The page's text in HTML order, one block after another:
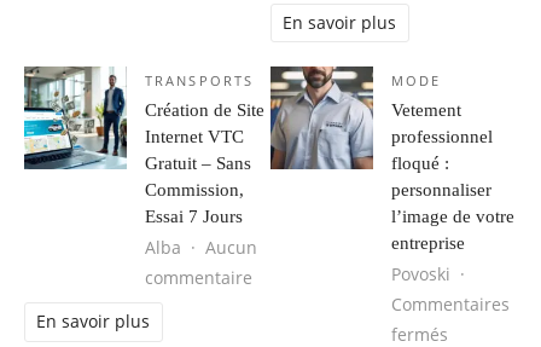
En savoir plus
TRANSPORTS
Création de Site
Internet VTC
Gratuit – Sans
Commission,
Essai 7 Jours
Alba
Aucun
commentaire sur Création de Site Internet VTC
En savoir plus
MODE
Vetement
professionnel
floqué :
personnaliser
l’image de votre
entreprise
Povoski
Commentaires
fermés